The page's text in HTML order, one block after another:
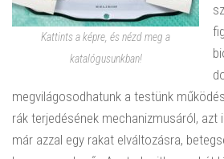
Kattints a képre, és nézd meg a
katalógusunkban!
megvilágosodhatunk a testünk
rák terjedésének mechanizmusáról, azt
már azzal egy rakat elváltozásra,